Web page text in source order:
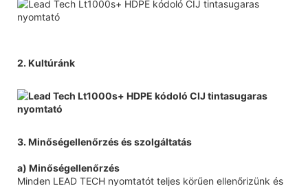
2. Kultúránk
3. Minőségellenőrzés és szolgáltatás
a) Minőségellenőrzés
Minden LEAD TECH nyomtatót teljes körűen ellenőrizünk és